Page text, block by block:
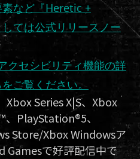
など『Heretic +
ては公式リリースノー
クセシビリティ機能の詳
ご覧ください。
Series X|S、Xbox
PlayStation®5、
Store/Xbox Windowsア
Gamesで好評配信中で